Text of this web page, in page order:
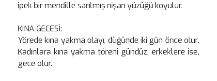
ipek bir mendille sarılmış nişan yüzüğü koyulur.
KINA GECESİ:
Yörede kına yakma olayı, düğünde iki gün önce olur.
Kadınlara kına yakma töreni gündüz, erkeklere ise,
gece olur.